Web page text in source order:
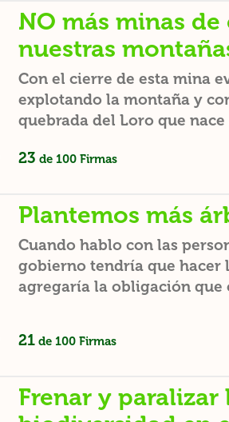
NO más minas
nuestras
Con el cierre de esta mina
explotando la montaña y
quebrada del Loro que nace
encuentran niños, mujeres
montañosa. Está en peligro
23 de 100Firmas
Plantemos más
Cuando hablo con las
gobierno tendría que hacer
agregaría la obligación que
conciencia de por qué un
oxígeno de una casa. Cada
helicóptero por Quilmes,
árboles que hay.
21de 100Firmas
Frenar y paralizar